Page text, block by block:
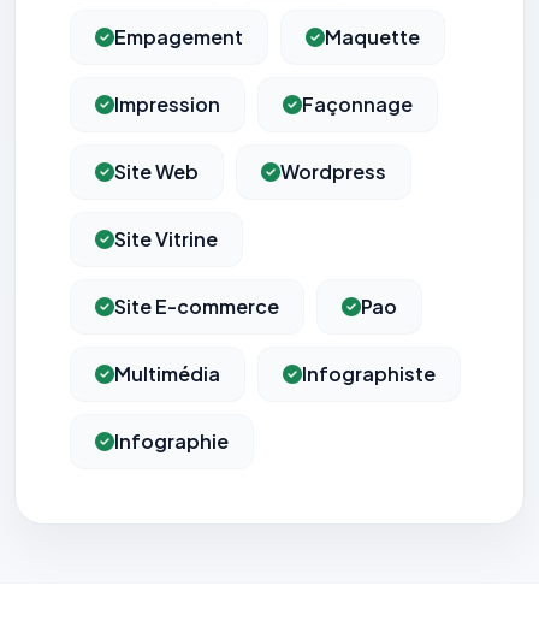
Empagement Maquette
Impression Façonnage
Site Web Wordpress
Site Vitrine
Site E-commerce Pao
Multimédia Infographiste
Infographie